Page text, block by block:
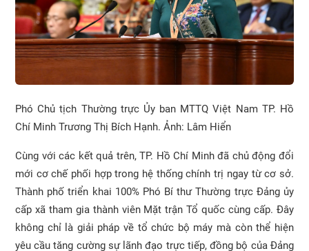
Phó Chủ tịch Thường trực Ủy ban MTTQ Việt Nam TP. Hồ
Chí Minh Trương Thị Bích Hạnh. Ảnh: Lâm Hiển
Cùng với các kết quả trên, TP. Hồ Chí Minh đã chủ động đổi
mới cơ chế phối hợp trong hệ thống chính trị ngay từ cơ sở.
Thành phố triển khai 100% Phó Bí thư Thường trực Đảng ủy
cấp xã tham gia thành viên Mặt trận Tổ quốc cùng cấp. Đây
không chỉ là giải pháp về tổ chức bộ máy mà còn thể hiện
yêu cầu tăng cường sự lãnh đạo trực tiếp, đồng bộ của Đảng